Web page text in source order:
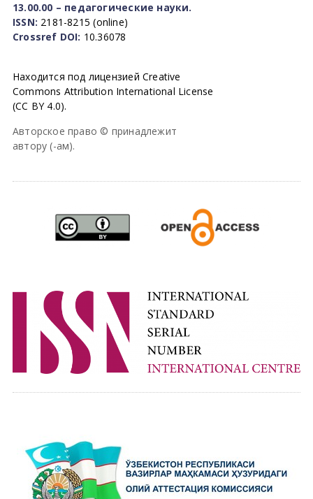
13.00.00 – педагогические науки.
ISSN: 2181-8215 (online)
Crossref DOI: 10.36078
Находится под лицензией Creative
Commons Attribution International License
(CC BY 4.0).
Авторское право © принадлежит
автору (-ам).